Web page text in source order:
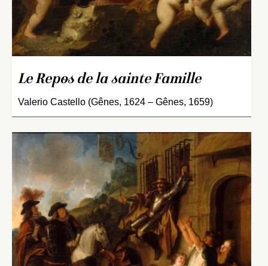
Le Repos de la sainte Famille
Valerio Castello (Gênes, 1624 – Gênes, 1659)